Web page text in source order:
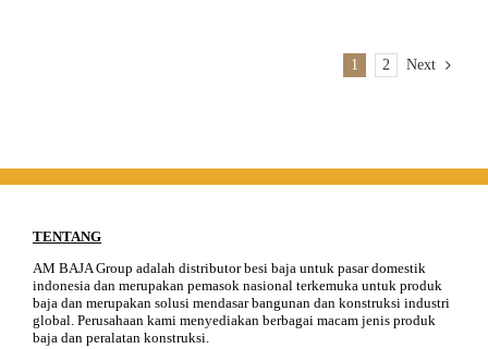
1 2 Next
TENTANG
AM BAJA Group adalah distributor besi baja untuk pasar domestik
indonesia dan merupakan pemasok nasional terkemuka untuk produk
baja dan merupakan solusi mendasar bangunan dan konstruksi industri
global. Perusahaan kami menyediakan berbagai macam jenis produk
baja dan peralatan konstruksi.